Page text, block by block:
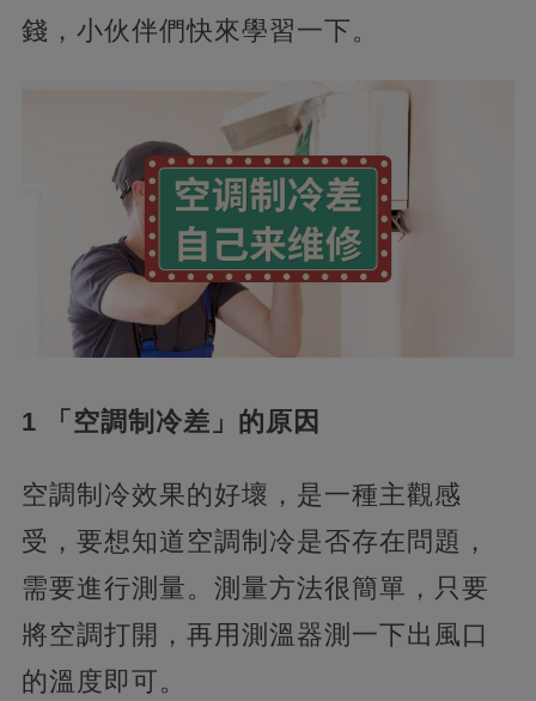
錢，小伙伴們快來學習一下。
1 「空調制冷差」的原因
空調制冷效果的好壞，是一種主觀感
受，要想知道空調制冷是否存在問題，
需要進行測量。測量方法很簡單，只要
將空調打開，再用測溫器測一下出風口
的溫度即可。